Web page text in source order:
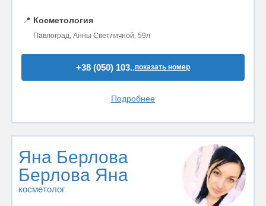
📍 Косметология
Павлоград, Анны Светличной, 59л
+38 (050) 103..показать номер
Подробнее
Яна Берлова
Берлова Яна
косметолог